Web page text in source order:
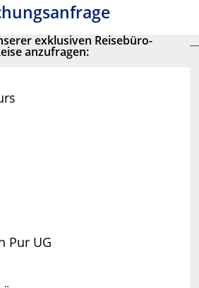
exklusiven Reisebüro-
anzufragen:
Pur UG